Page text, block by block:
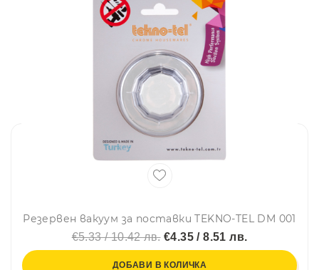
Резервен вакуум за поставки TEKNO-TEL DM 001
€5.33 / 10.42 лв.€4.35 / 8.51 лв.
ДОБАВИ В КОЛИЧКА